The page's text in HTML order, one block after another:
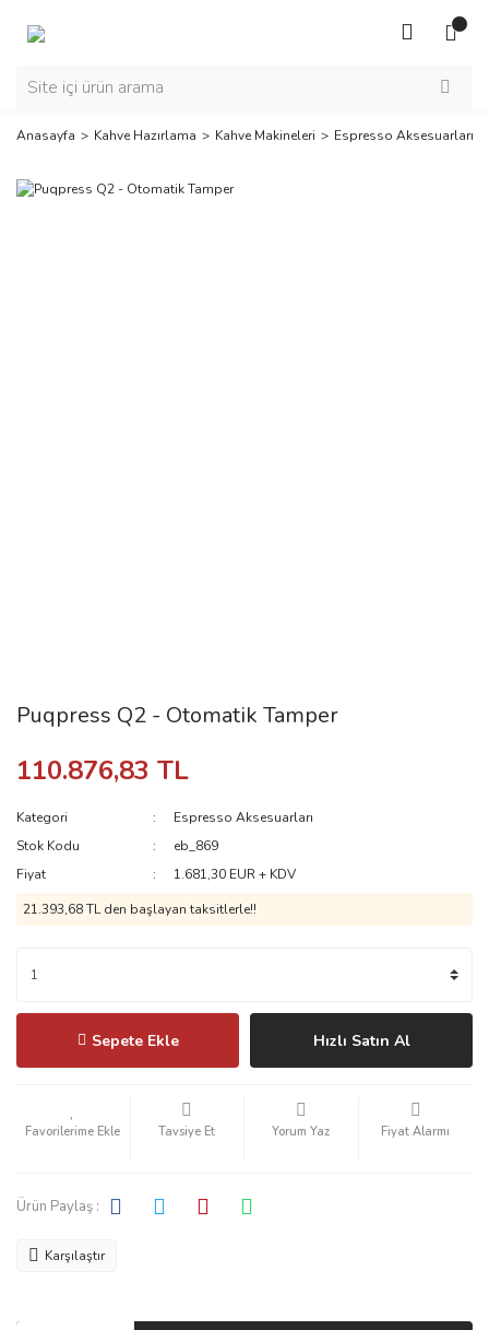
Anasayfa Kahve Hazırlama Kahve Makineleri Espresso Aksesuarları
Puqpress Q2 - Otomatik Tamper
110.876,83 TL
Kategori
Espresso Aksesuarları
Stok Kodu
eb_869
Fiyat
1.681,30 EUR + KDV
21.393,68 TL den başlayan taksitlerle!!
Sepete Ekle Hızlı Satın Al
Tavsiye Et Yorum Yaz Fiyat Alarmı
Ürün Paylaş :
Karşılaştır